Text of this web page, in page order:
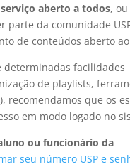
aberto a todos, ou
parte da comunidade
de conteúdos aberto
determinadas facilidades
de playlists,
recomendamos que os
em modo logado no
ou funcionário da
seu número USP e